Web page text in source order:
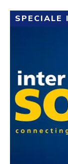
SPECIALE